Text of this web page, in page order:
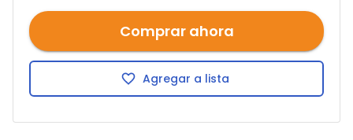
Comprar ahora
Agregar a lista